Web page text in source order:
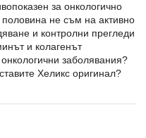
за онкологично
не съм на активно
и контролни прегледи
и колагенът
заболявания?
Хеликс оригинал?